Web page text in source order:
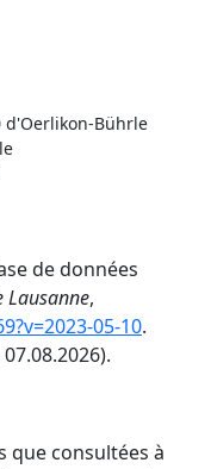
d'Oerlikon-Bührle
de données
Lausanne,
05-10.
que consultées à